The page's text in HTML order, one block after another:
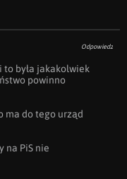
Odpowiedz
to była jakakolwiek
powinno
ma do tego urząd
na PiS nie